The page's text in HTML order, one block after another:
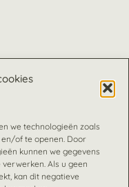
we technologieën zoals
of te openen. Door
kunnen we gegevens
Als u geen
kan dit negatieve